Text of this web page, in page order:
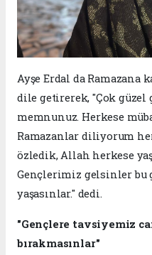
Ayşe Erdal da Ramazana
dile getirerek, "Çok güzel
memnunuz. Herkese
Ramazanlar diliyorum
özledik, Allah herkese
Gençlerimiz gelsinler bu
yaşasınlar." dedi.
"Gençlere tavsiyemiz
bırakmasınlar"